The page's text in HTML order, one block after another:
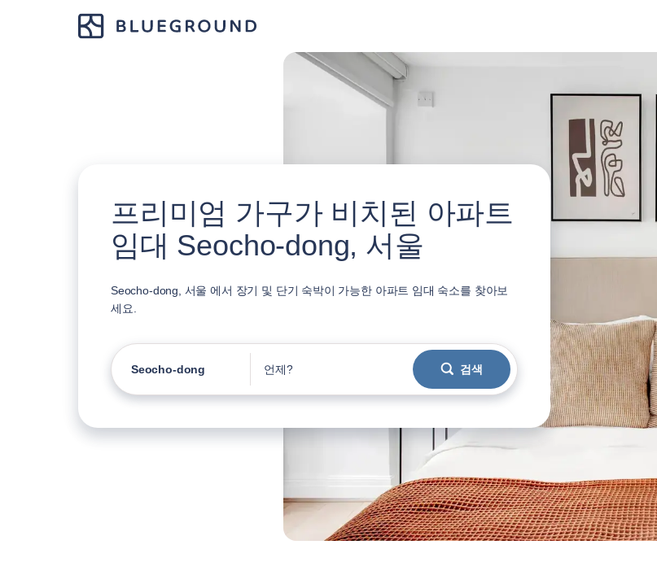
프리미엄 가구가 비치된 아파트
임대 Seocho-dong, 서울
Seocho-dong, 서울 에서 장기 및 단기 숙박이 가능한 아파트 임대 숙소를 찾아보
세요.
Seocho-dong 언제? 검색